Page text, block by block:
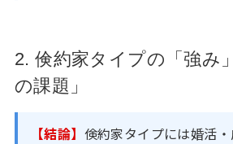
2. 倹約家タイプの「強み
の課題」
【結論】 倹約家タイプには婚活